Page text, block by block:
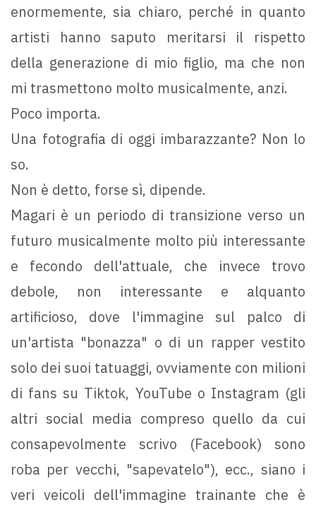
enormemente, sia chiaro, perché in quanto
artisti hanno saputo meritarsi il rispetto
della generazione di mio figlio, ma che non
mi trasmettono molto musicalmente, anzi.
Poco importa.
Una fotografia di oggi imbarazzante? Non lo
so.
Non è detto, forse sì, dipende.
Magari è un periodo di transizione verso un
futuro musicalmente molto più interessante
e fecondo dell'attuale, che invece trovo
debole, non interessante e alquanto
artificioso, dove l'immagine sul palco di
un'artista "bonazza" o di un rapper vestito
solo dei suoi tatuaggi, ovviamente con milioni
di fans su Tiktok, YouTube o Instagram (gli
altri social media compreso quello da cui
consapevolmente scrivo (Facebook) sono
roba per vecchi, "sapevatelo"), ecc., siano i
veri veicoli dell'immagine trainante che è